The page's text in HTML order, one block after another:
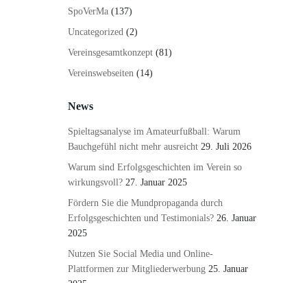
SpoVerMa (137)
Uncategorized (2)
Vereinsgesamtkonzept (81)
Vereinswebseiten (14)
News
Spieltagsanalyse im Amateurfußball: Warum
Bauchgefühl nicht mehr ausreicht 29. Juli 2026
Warum sind Erfolgsgeschichten im Verein so
wirkungsvoll? 27. Januar 2025
Fördern Sie die Mundpropaganda durch
Erfolgsgeschichten und Testimonials? 26. Januar
2025
Nutzen Sie Social Media und Online-
Plattformen zur Mitgliederwerbung 25. Januar